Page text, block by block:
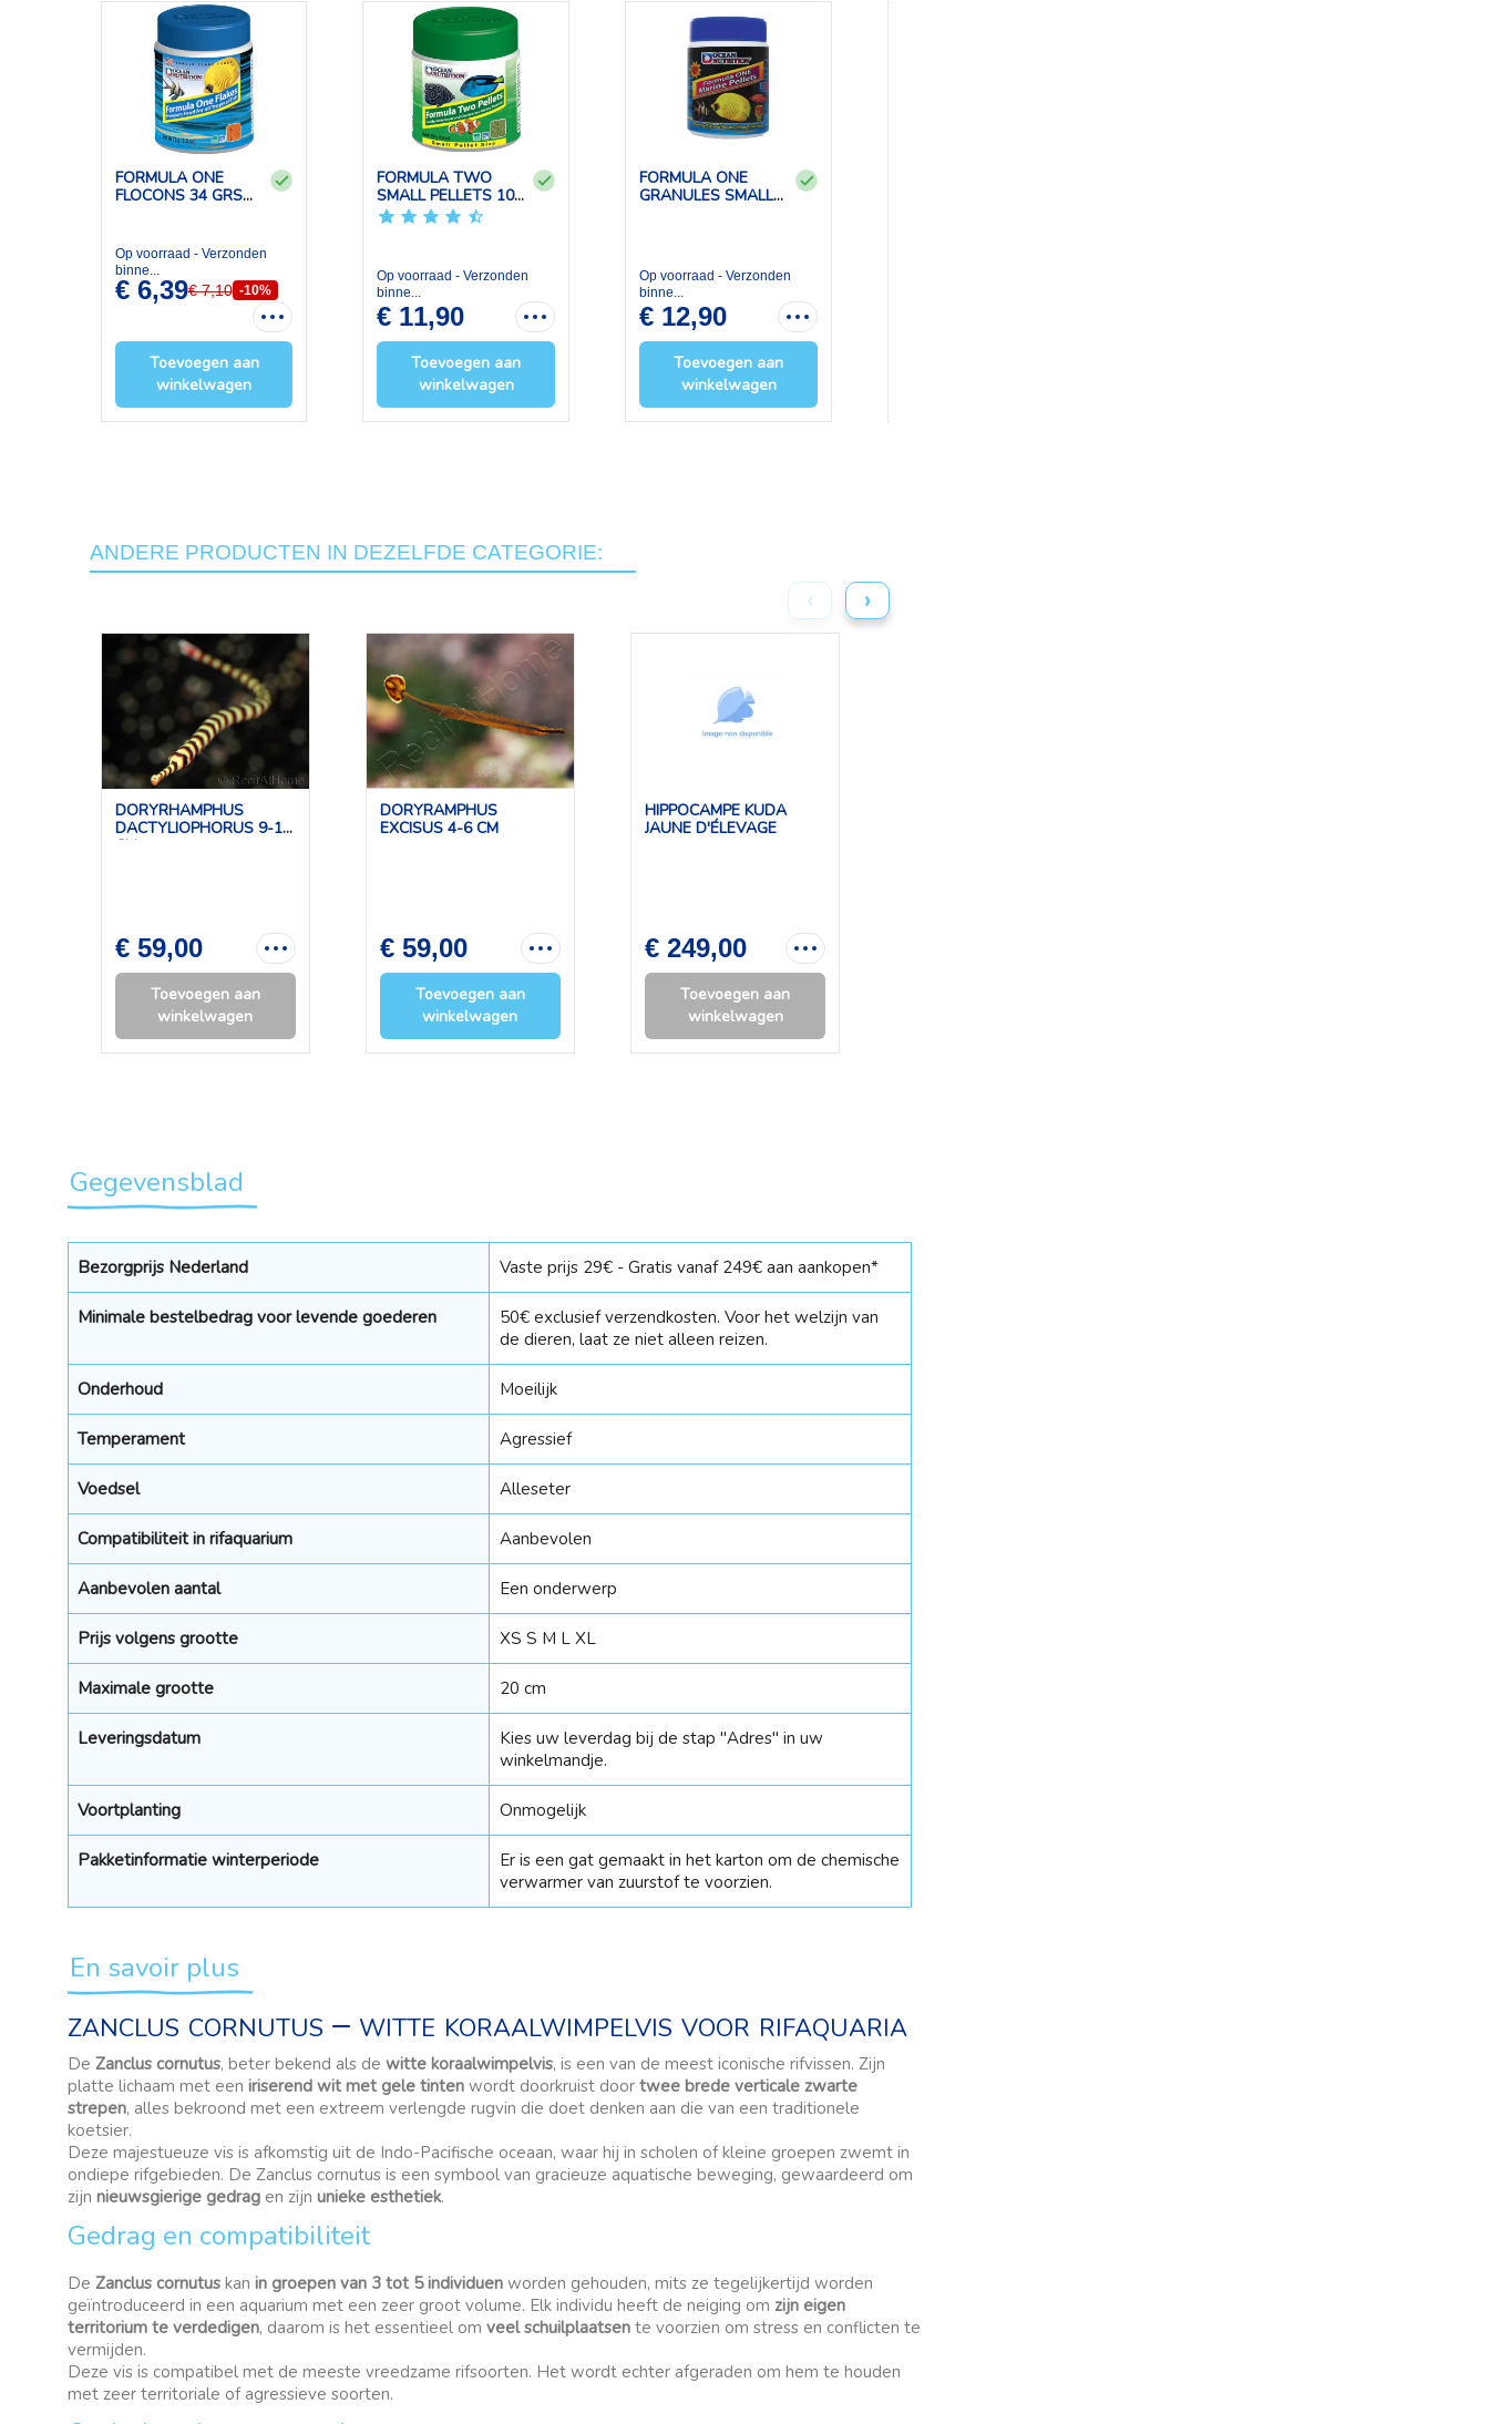
FORMULA ONE
FLOCONS 34 GRS
Op voorraad - Verzonden
binne...
€ 6,39€ 7,10 -10%
Toevoegen aan
winkelwagen
FORMULA TWO
SMALL PELLETS 100
GRS OCE...
Op voorraad - Verzonden
binne...
€ 11,90
Toevoegen aan
winkelwagen
FORMULA ONE
GRANULES SMALL
Op voorraad - Verzonden
binne...
€ 12,90
Toevoegen aan
winkelwagen
ANDERE PRODUCTEN IN DEZELFDE CATEGORIE:
‹ ›
DORYRHAMPHUS
DACTYLIOPHORUS 9-11
CM
€ 59,00
Toevoegen aan
winkelwagen
DORYRAMPHUS
EXCISUS 4-6 CM
€ 59,00
Toevoegen aan
winkelwagen
HIPPOCAMPE KUDA
JAUNE D'ÉLEVAGE
€ 249,00
Toevoegen aan
winkelwagen
Gegevensblad
Bezorgprijs Nederland Vaste prijs 29€ - Gratis vanaf 249€ aan aankopen*
Minimale bestelbedrag voor levende goederen
50€ exclusief verzendkosten. Voor het welzijn van
de dieren, laat ze niet alleen reizen.
Onderhoud Moeilijk
Temperament Agressief
Voedsel Alleseter
Compatibiliteit in rifaquarium Aanbevolen
Aanbevolen aantal Een onderwerp
Prijs volgens grootte XS S M L XL
Maximale grootte 20 cm
Leveringsdatum
Kies uw leverdag bij de stap "Adres" in uw
winkelmandje.
Voortplanting Onmogelijk
Pakketinformatie winterperiode
Er is een gat gemaakt in het karton om de chemische
verwarmer van zuurstof te voorzien.
En savoir plus
zanclus cornutus – witte koraalwimpelvis voor rifaquaria
De Zanclus cornutus, beter bekend als de witte koraalwimpelvis, is een van de meest iconische rifvissen. Zijn
platte lichaam met een iriserend wit met gele tintenwordt doorkruist door twee brede verticale zwarte
strepen, alles bekroond met een extreem verlengde rugvin die doet denken aan die van een traditionele
koetsier.
Deze majestueuze vis is afkomstig uit de Indo-Pacifische oceaan, waar hij in scholen of kleine groepen zwemt in
ondiepe rifgebieden. De Zanclus cornutus is een symbool van gracieuze aquatische beweging, gewaardeerd om
zijn nieuwsgierige gedragen zijn unieke esthetiek.
Gedrag en compatibiliteit
De Zanclus cornutuskan in groepen van 3 tot 5 individuenworden gehouden, mits ze tegelijkertijd worden
geïntroduceerd in een aquarium met een zeer groot volume. Elk individu heeft de neiging om zijn eigen
territorium te verdedigen, daarom is het essentieel om veel schuilplaatsente voorzien om stress en conflicten te
vermijden.
Deze vis is compatibel met de meeste vreedzame rifsoorten. Het wordt echter afgeraden om hem te houden
met zeer territoriale of agressieve soorten.